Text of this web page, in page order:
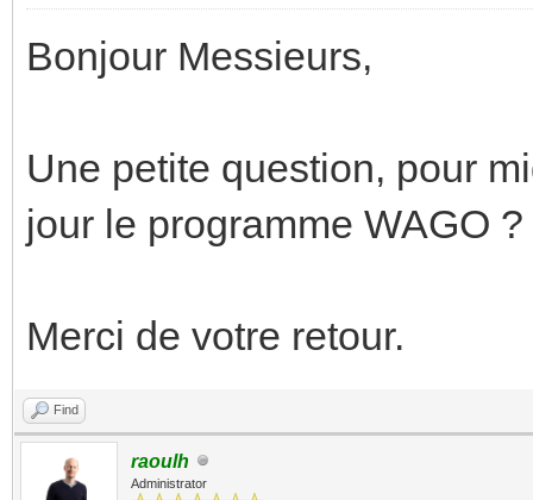
Bonjour Messieurs,
Une petite question, pour
jour le programme WAGO ?
Merci de votre retour.
Find
raoulh
Administrator